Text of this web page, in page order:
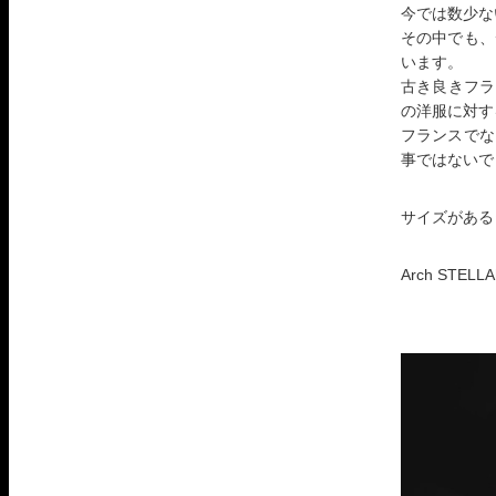
今では数少
その中でも
います。
古き良きフ
の洋服に対す
フランスで
事ではないで
サイズがあ
Arch